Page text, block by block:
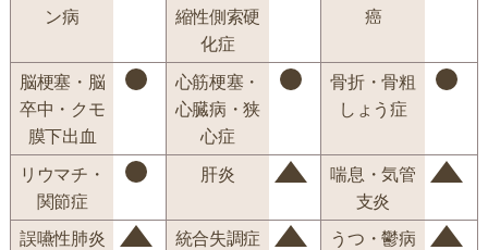
ン病
縮性側索硬
化症
癌
脳梗塞・脳
卒中・クモ
膜下出血
心筋梗塞・
心臓病・狭
心症
骨折・骨粗
しょう症
リウマチ・
関節症
肝炎
喘息・気管
支炎
誤嚥性肺炎 統合失調症 うつ・鬱病